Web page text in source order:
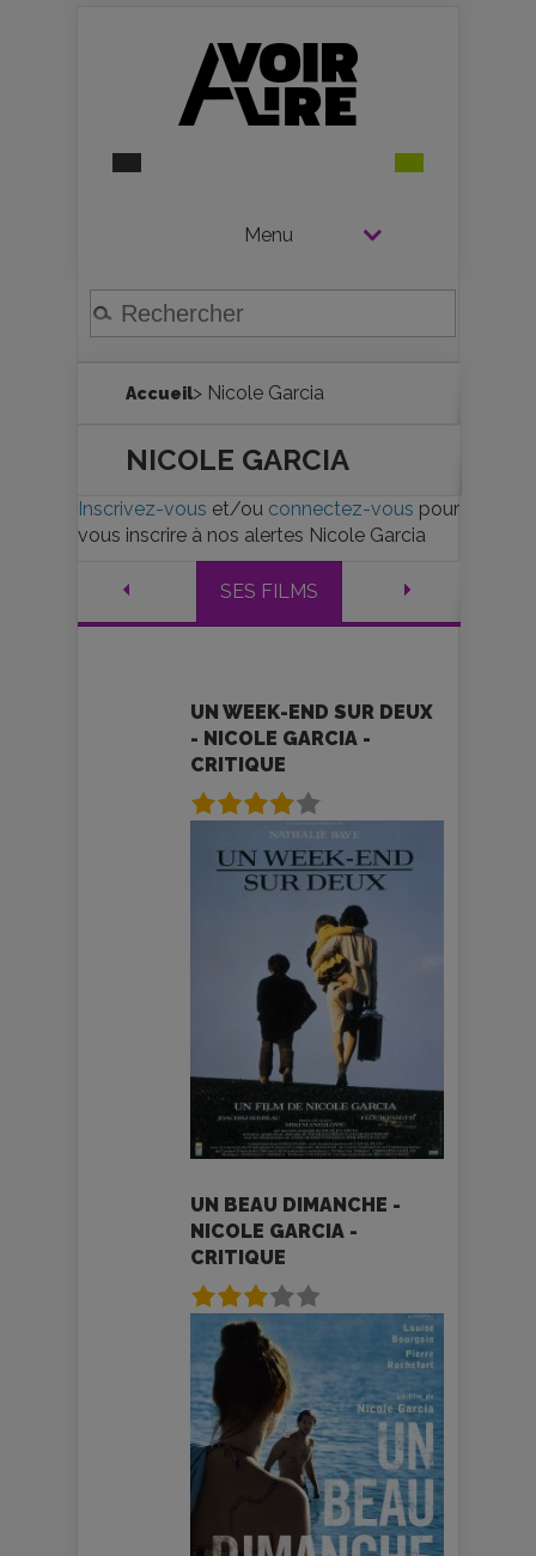
Menu
Accueil> Nicole Garcia
NICOLE GARCIA
Inscrivez-vous et/ou connectez-vous pour
vous inscrire à nos alertes Nicole Garcia
SES FILMS
UN WEEK-END SUR DEUX
- NICOLE GARCIA -
CRITIQUE
UN BEAU DIMANCHE -
NICOLE GARCIA -
CRITIQUE